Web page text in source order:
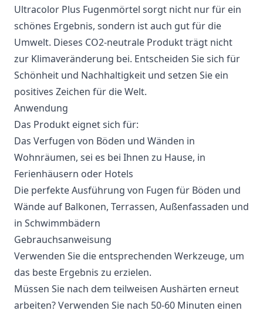
Ultracolor Plus Fugenmörtel sorgt nicht nur für ein
schönes Ergebnis, sondern ist auch gut für die
Umwelt. Dieses CO2-neutrale Produkt trägt nicht
zur Klimaveränderung bei. Entscheiden Sie sich für
Schönheit und Nachhaltigkeit und setzen Sie ein
positives Zeichen für die Welt.
Anwendung
Das Produkt eignet sich für:
Das Verfugen von Böden und Wänden in
Wohnräumen, sei es bei Ihnen zu Hause, in
Ferienhäusern oder Hotels
Die perfekte Ausführung von Fugen für Böden und
Wände auf Balkonen, Terrassen, Außenfassaden und
in Schwimmbädern
Gebrauchsanweisung
Verwenden Sie die entsprechenden Werkzeuge, um
das beste Ergebnis zu erzielen.
Müssen Sie nach dem teilweisen Aushärten erneut
arbeiten? Verwenden Sie nach 50-60 Minuten einen